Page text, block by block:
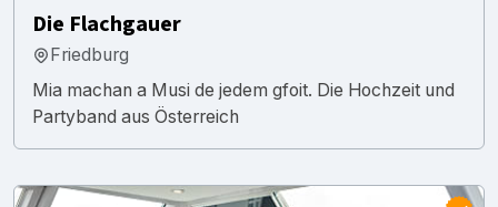
Die Flachgauer
Friedburg
Mia machan a Musi de jedem gfoit. Die Hochzeit und
Partyband aus Österreich